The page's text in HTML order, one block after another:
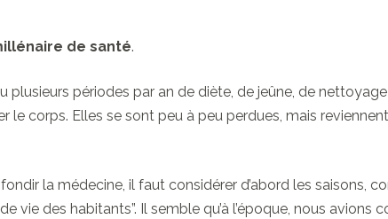
de santé.
plusieurs périodes par an de diète, de jeûne, de
le corps. Elles se sont peu à peu perdues, mais
la médecine, il faut considérer d’abord les saisons,
vie des habitants”. Il semble qu’à l’époque, nous avions